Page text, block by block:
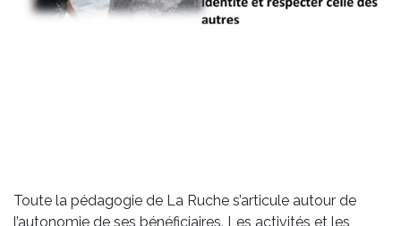
Toute la pédagogie de La Ruche s’articule autour de
l’autonomie de ses bénéficiaires. Les activités et les